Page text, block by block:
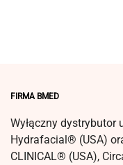
FIRMA BMED
Wyłączny dystrybutor
Hydrafacial® (USA)
CLINICAL® (USA),